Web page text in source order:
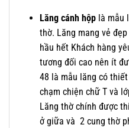
Lăng cánh hộplà mẫu
thờ. Lăng mang vẻ
hầu hết Khách hàng
tương đối cao nên ít
48 là mẫu lăng có
chạm chiện chữ T và
Lăng thờ chính được
ở giữa và 2 cung thờ